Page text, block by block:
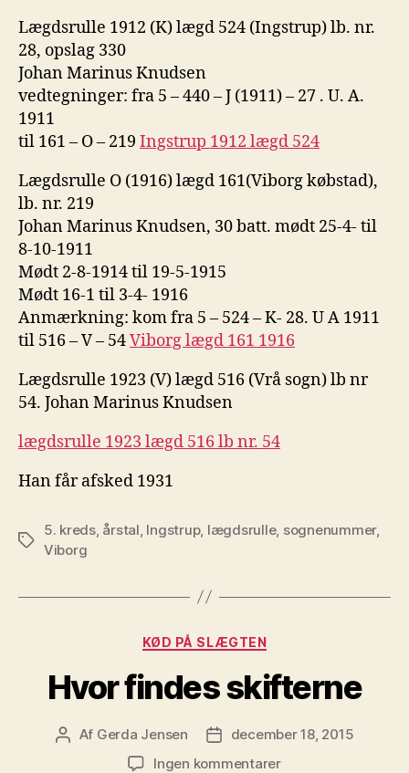
Lægdsrulle 1912 (K) lægd 524 (Ingstrup) lb. nr.
28, opslag 330
Johan Marinus Knudsen
vedtegninger: fra 5 – 440 – J (1911) – 27 . U. A.
1911
til 161 – O – 219 Ingstrup 1912 lægd 524
Lægdsrulle O (1916) lægd 161(Viborg købstad),
lb. nr. 219
Johan Marinus Knudsen, 30 batt. mødt 25-4- til
8-10-1911
Mødt 2-8-1914 til 19-5-1915
Mødt 16-1 til 3-4- 1916
Anmærkning: kom fra 5 – 524 – K- 28. U A 1911
til 516 – V – 54Viborg lægd 161 1916
Lægdsrulle 1923 (V) lægd 516 (Vrå sogn) lb nr
54. Johan Marinus Knudsen
lægdsrulle 1923 lægd 516 lb nr. 54
Han får afsked 1931
Tags
5. kreds, årstal Ingstrup, lægdsrulle, sognenummer,
Viborg
Kategorier
KØD PÅ SLÆGTEN
Hvor findes skifterne
Indlægsforfatter
Af Gerda Jensen Indlægsdato
december 18, 2015
Ingen kommentarertil